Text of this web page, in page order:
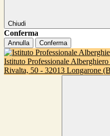
Chiudi
Conferma
Annulla Conferma
Istituto Professionale
Rivalta, 50 - 32013 Longarone